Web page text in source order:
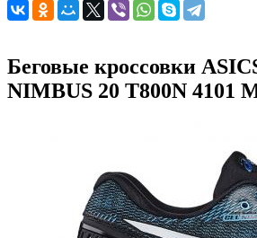
Беговые кроссовки
NIMBUS 20 T800N 4101